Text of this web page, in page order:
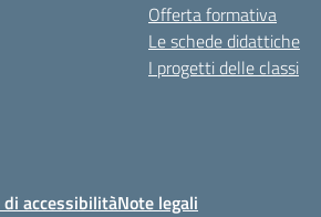
Offerta formativa
Le schede didattiche
I progetti delle classi
di accessibilitàNote legali